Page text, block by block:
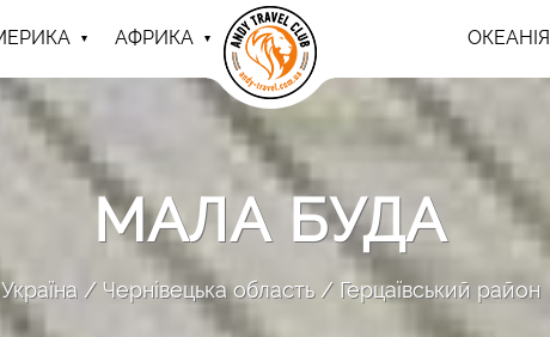
АФРИКА ОКЕАНІЯ
МАЛА БУДА
Україна Чернівецька область Герцаївський район